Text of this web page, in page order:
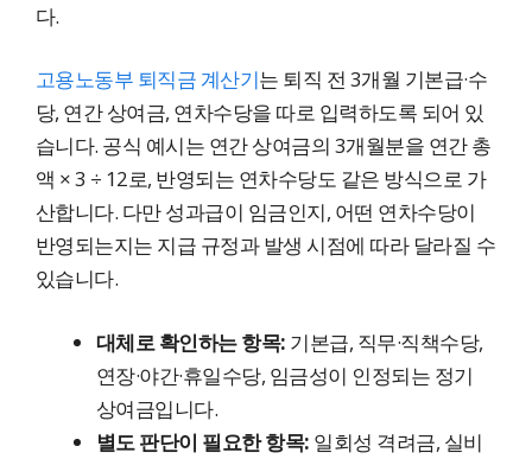
다.
고용노동부 퇴직금 계산기는 퇴직 전 3개월 기본급·수
당, 연간 상여금, 연차수당을 따로 입력하도록 되어 있
습니다. 공식 예시는 연간 상여금의 3개월분을 연간 총
액 × 3 ÷ 12로, 반영되는 연차수당도 같은 방식으로 가
산합니다. 다만 성과급이 임금인지, 어떤 연차수당이
반영되는지는 지급 규정과 발생 시점에 따라 달라질 수
있습니다.
대체로 확인하는 항목: 기본급, 직무·직책수당,
연장·야간·휴일수당, 임금성이 인정되는 정기
상여금입니다.
별도 판단이 필요한 항목: 일회성 격려금, 실비